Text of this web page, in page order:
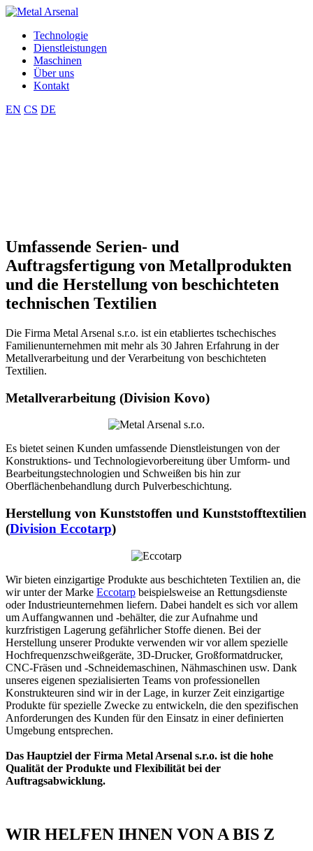
Technologie
Dienstleistungen
Maschinen
Über uns
Kontakt
EN CS DE
Umfassende Serien- und
Auftragsfertigung von Metallprodukten
und die Herstellung von beschichteten
technischen Textilien
Die Firma Metal Arsenal s.r.o. ist ein etabliertes tschechisches
Familienunternehmen mit mehr als 30 Jahren Erfahrung in der
Metallverarbeitung und der Verarbeitung von beschichteten
Textilien.
Metallverarbeitung (Division Kovo)
Es bietet seinen Kunden umfassende Dienstleistungen von der
Konstruktions- und Technologievorbereitung über Umform- und
Bearbeitungstechnologien und Schweißen bis hin zur
Oberflächenbehandlung durch Pulverbeschichtung.
Herstellung von Kunststoffen und Kunststofftextilien
(Division Eccotarp)
Wir bieten einzigartige Produkte aus beschichteten Textilien an, die
wir unter der Marke Eccotarp beispielsweise an Rettungsdienste
oder Industrieunternehmen liefern. Dabei handelt es sich vor allem
um Auffangwannen und -behälter, die zur Aufnahme und
kurzfristigen Lagerung gefährlicher Stoffe dienen. Bei der
Herstellung unserer Produkte verwenden wir vor allem spezielle
Hochfrequenzschweißgeräte, 3D-Drucker, Großformatdrucker,
CNC-Fräsen und -Schneidemaschinen, Nähmaschinen usw. Dank
unseres eigenen spezialisierten Teams von professionellen
Konstrukteuren sind wir in der Lage, in kurzer Zeit einzigartige
Produkte für spezielle Zwecke zu entwickeln, die den spezifischen
Anforderungen des Kunden für den Einsatz in einer definierten
Umgebung entsprechen.
Das Hauptziel der Firma Metal Arsenal s.r.o. ist die hohe
Qualität der Produkte und Flexibilität bei der
Auftragsabwicklung.
WIR HELFEN IHNEN VON A BIS Z